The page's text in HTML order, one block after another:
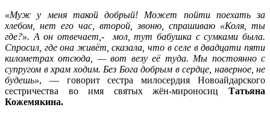
«Муж у меня такой добрый! Может пойти поехать за
хлебом, нет его час, второй, звоню, спрашиваю «Коля, ты
где?». А он отвечает,- мол, тут бабушка с сумками была.
Спросил, где она живёт, сказала, что в селе в двадцати пяти
километрах отсюда, — вот везу её туда. Мы постоянно с
супругом в храм ходим. Без Бога добрым в сердце, наверное, не
будешь», — говорит сестра милосердия Новоайдарского
сестричества во имя святых жён-мироносиц Татьяна
Кожемякина.